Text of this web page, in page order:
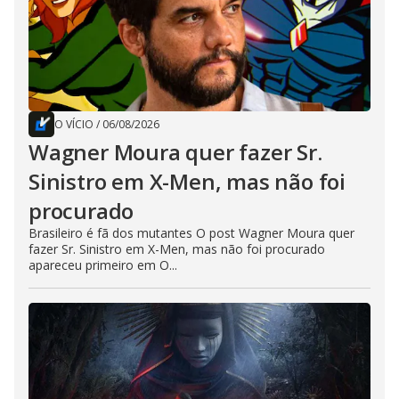
O VÍCIO / 06/08/2026
Wagner Moura quer fazer Sr.
Sinistro em X-Men, mas não foi
procurado
Brasileiro é fã dos mutantes O post Wagner Moura quer
fazer Sr. Sinistro em X-Men, mas não foi procurado
apareceu primeiro em O...